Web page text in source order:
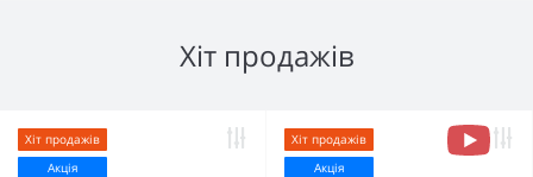
Хіт продажів
Хіт продажів
Акція
Хіт продажів
Акція